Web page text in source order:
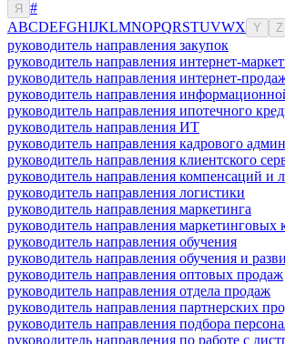
Я
#
ABCDEFGHIJKLMNOPQRSTUVWX Y Z
руководитель направления закупок
руководитель направления интернет-
руководитель направления интернет-
руководитель направления
руководитель направления ипотечного
руководитель направления ИТ
руководитель направления кадрового
руководитель направления клиентского
руководитель направления компенсаций и
руководитель направления логистики
руководитель направления маркетинга
руководитель направления
руководитель направления обучения
руководитель направления обучения и
руководитель направления оптовых продаж
руководитель направления отдела продаж
руководитель направления партнерских
руководитель направления подбора
руководитель направления по работе с